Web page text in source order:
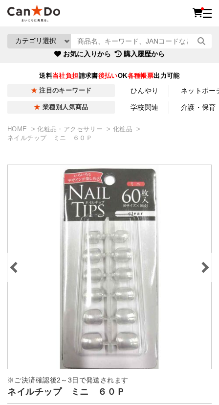
お気に入りから 購入履歴から
送料当社負担請求書後払いOK各種帳票出力可能
注目のキーワード ひんやり ネットポー
業種別人気商品 学校関連 介護・保育
HOME 化粧品・アクセサリー
化粧品
ネイルチップ ミニ ６０Ｐ
※ご決済確認後2～3日で発送されます
ネイルチップ ミニ ６０Ｐ